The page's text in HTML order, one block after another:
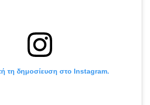
τη δημοσίευση στο Instagram.